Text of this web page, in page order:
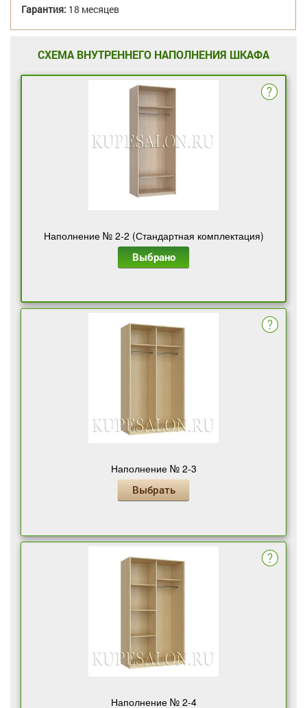
Гарантия: 18 месяцев
СХЕМА ВНУТРЕННЕГО НАПОЛНЕНИЯ ШКАФА
Наполнение № 2-2 (Стандартная комплектация)
Выбрано
Наполнение № 2-3
Выбрать
Наполнение № 2-4